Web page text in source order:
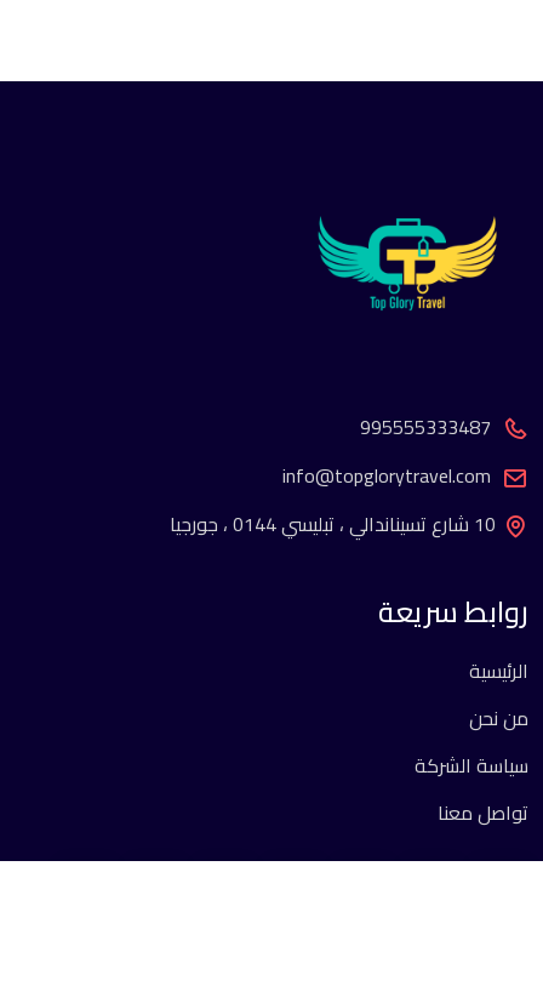
995555333487
info@topglorytravel.com
10 شارع تسيناندالي ، تبليسي 0144 ، جورجيا
روابط سريعة
الرئيسية
من نحن
سياسة الشركة
تواصل معنا